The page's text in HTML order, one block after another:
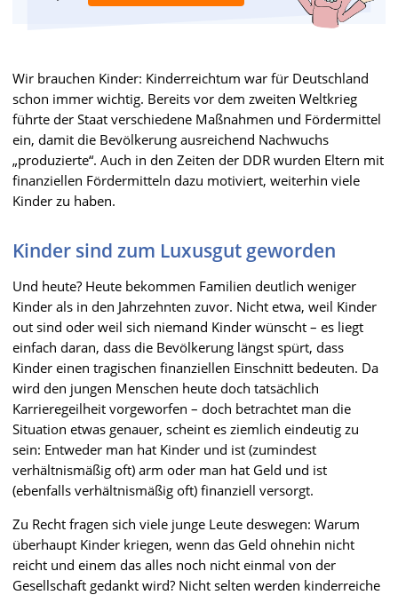
Wir brauchen Kinder: Kinderreichtum war für Deutschland
schon immer wichtig. Bereits vor dem zweiten Weltkrieg
führte der Staat verschiedene Maßnahmen und Fördermittel
ein, damit die Bevölkerung ausreichend Nachwuchs
„produzierte“. Auch in den Zeiten der DDR wurden Eltern mit
finanziellen Fördermitteln dazu motiviert, weiterhin viele
Kinder zu haben.
Kinder sind zum Luxusgut geworden
Und heute? Heute bekommen Familien deutlich weniger
Kinder als in den Jahrzehnten zuvor. Nicht etwa, weil Kinder
out sind oder weil sich niemand Kinder wünscht – es liegt
einfach daran, dass die Bevölkerung längst spürt, dass
Kinder einen tragischen finanziellen Einschnitt bedeuten. Da
wird den jungen Menschen heute doch tatsächlich
Karrieregeilheit vorgeworfen – doch betrachtet man die
Situation etwas genauer, scheint es ziemlich eindeutig zu
sein: Entweder man hat Kinder und ist (zumindest
verhältnismäßig oft) arm oder man hat Geld und ist
(ebenfalls verhältnismäßig oft) finanziell versorgt.
Zu Recht fragen sich viele junge Leute deswegen: Warum
überhaupt Kinder kriegen, wenn das Geld ohnehin nicht
reicht und einem das alles noch nicht einmal von der
Gesellschaft gedankt wird? Nicht selten werden kinderreiche